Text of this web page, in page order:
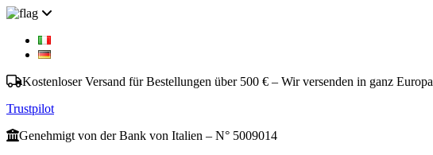
Kostenloser Versand für Bestellungen über 500 € – Wir versenden in ganz Europa
Trustpilot
Genehmigt von der Bank von Italien – N° 5009014